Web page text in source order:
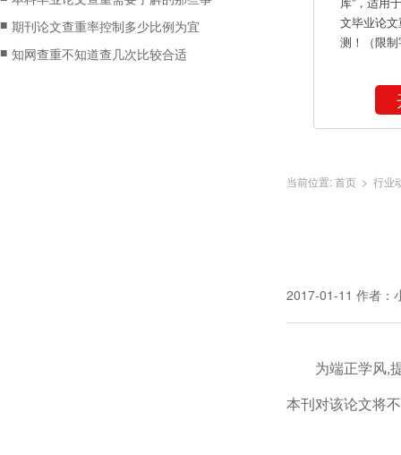
■ 期刊论文查重率控制多少比例为宜
■ 知网查重不知道查几次比较合适
文毕业论
测！（限
当前位置:首页 > 行业
2017-01-11 作者：
为端正学风,
本刊对该论文将